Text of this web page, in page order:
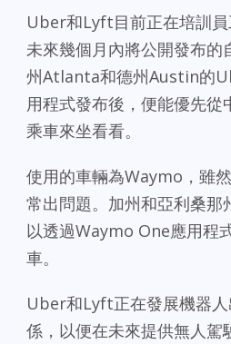
Uber和Lyft目前正在培訓
未來幾個月內將公開發布的
州Atlanta和德州Austin的
用程式發布後，便能優先從
乘車來坐看看。
使用的車輛為Waymo，雖
常出問題。加州和亞利桑那
以透過Waymo One應用程
車。
Uber和Lyft正在發展機器
係，以便在未來提供無人駕